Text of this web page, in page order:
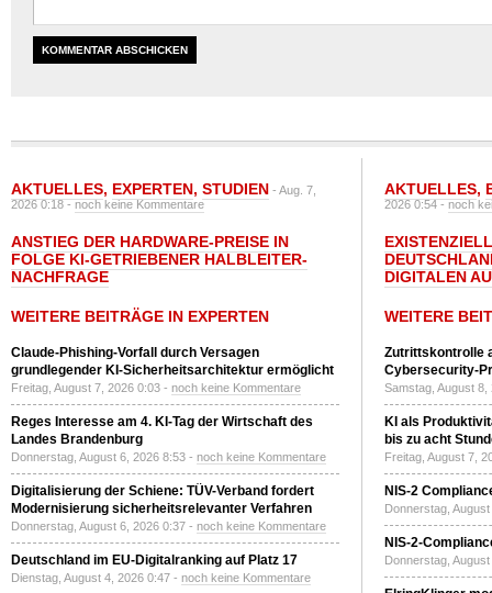
AKTUELLES, EXPERTEN, STUDIEN - Aug. 7,
2026 0:18 -noch keine Kommentare
ANSTIEG DER HARDWARE-PREISE IN
FOLGE KI-GETRIEBENER HALBLEITER-
NACHFRAGE
WEITERE BEITRÄGE IN EXPERTEN
Claude-Phishing-Vorfall durch Versagen
grundlegender KI-Sicherheitsarchitektur ermöglicht
Freitag, August 7, 2026 0:03 - noch keine Kommentare
Reges Interesse am 4. KI-Tag der Wirtschaft des
Landes Brandenburg
Donnerstag, August 6, 2026 8:53 - noch keine Kommentare
Digitalisierung der Schiene: TÜV-Verband fordert
Modernisierung sicherheitsrelevanter Verfahren
Donnerstag, August 6, 2026 0:37 - noch keine Kommentare
Deutschland im EU-Digitalranking auf Platz 17
Dienstag, August 4, 2026 0:47 - noch keine Kommentare
AKTUELLES,
2026 0:54 -noch
DIGITALEN
WEITERE
Zutrittskontrolle
Cybersecurity-
Samstag, August
KI als
bis zu acht
Freitag, August 7,
NIS-2
Donnerstag,
NIS-2-
Donnerstag,